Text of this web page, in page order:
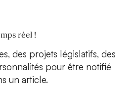
réel !
des projets législatifs, des
pour être notifié
un article.